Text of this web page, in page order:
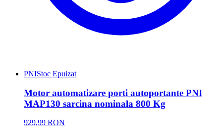
PNIStoc Epuizat
Motor automatizare porti autoportante PNI
MAP130 sarcina nominala 800 Kg
929,99 RON